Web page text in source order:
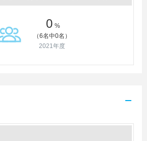
0 %
（6名中0名）
2021年度